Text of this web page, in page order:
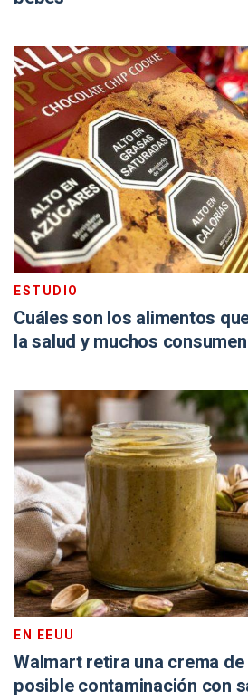
ESTUDIO
Cuáles son los alimentos
la salud y muchos
EN EEUU
Walmart retira una crema
posible contaminación con